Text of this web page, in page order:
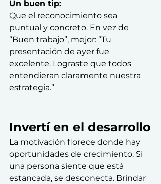
Un buen tip:
Que el reconocimiento sea
puntual y concreto. En vez de
“Buen trabajo”, mejor: “Tu
presentación de ayer fue
excelente. Lograste que todos
entendieran claramente nuestra
estrategia.”
Invertí en el desarrollo
La motivación florece donde hay
oportunidades de crecimiento. Si
una persona siente que está
estancada, se desconecta. Brindar